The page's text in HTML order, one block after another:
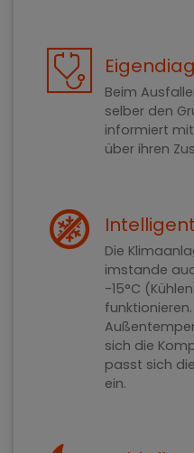
Beim
selber den
informiert
über ihren
Die
imstande
-15°C
sich die
passt sich
ein.